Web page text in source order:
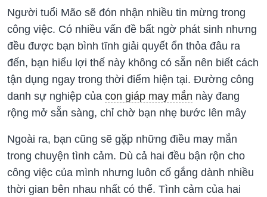
Người tuổi Mão sẽ đón nhận nhiều tin mừng trong
công việc. Có nhiều vấn đề bất ngờ phát sinh nhưng
đều được bạn bình tĩnh giải quyết ổn thỏa đâu ra
đến, bạn hiểu lợi thế này không có sẵn nên biết cách
tận dụng ngay trong thời điểm hiện tại. Đường công
danh sự nghiệp của con giáp may mắn này đang
rộng mở sẵn sàng, chỉ chờ bạn nhẹ bước lên mây
Ngoài ra, bạn cũng sẽ gặp những điều may mắn
trong chuyện tình cảm. Dù cả hai đều bận rộn cho
công việc của mình nhưng luôn cố gắng dành nhiều
thời gian bên nhau nhất có thể. Tình cảm của hai